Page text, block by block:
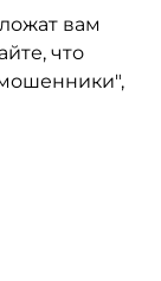
вам
что
мошенники",